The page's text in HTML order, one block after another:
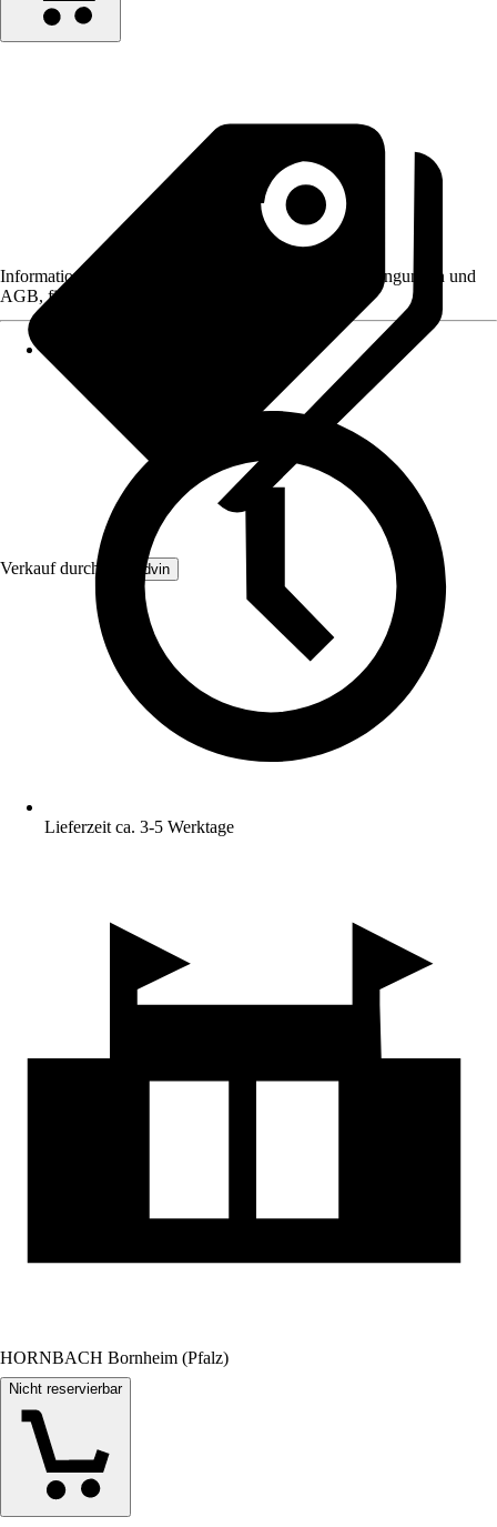
Verkauf durch: Brandvin
Informationen des Verkäufers, wie z. B. Rückgabebedingungen und
AGB, finden Sie bei Klick auf den Verkäufernamen.
Lieferzeit ca. 3-5 Werktage
HORNBACH Bornheim (Pfalz)
Nicht reservierbar